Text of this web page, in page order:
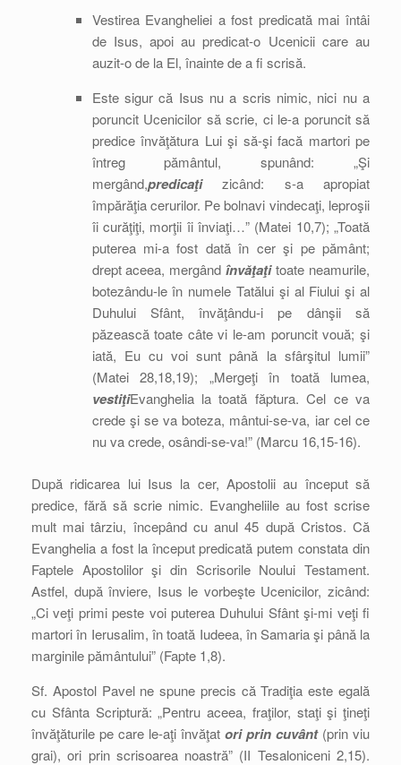
Vestirea Evangheliei a fost predicată mai întâi
de Isus, apoi au predicat-o Ucenicii care au
auzit-o de la El, înainte de a fi scrisă.
Este sigur că Isus nu a scris nimic, nici nu a
poruncit Ucenicilor să scrie, ci le-a poruncit să
predice învăţătura Lui şi să-şi facă martori pe
întreg pământul, spunând: „Şi
mergând,predicaţi
zicând: s-a apropiat
împărăţia cerurilor. Pe bolnavi vindecaţi, leproşii
îi curăţiţi, morţii îi înviaţi…” (Matei 10,7); „Toată
puterea mi-a fost dată în cer şi pe pământ;
drept aceea, mergândînvăţaţitoate neamurile,
botezându-le în numele Tatălui şi al Fiului şi al
Duhului Sfânt, învăţându-i pe dânşii să
păzească toate câte vi le-am poruncit vouă; şi
iată, Eu cu voi sunt până la sfârşitul lumii”
(Matei 28,18,19); „Mergeţi în toată lumea,
vestiţiEvanghelia la toată făptura. Cel ce va
crede şi se va boteza, mântui-se-va, iar cel ce
nu va crede, osândi-se-va!” (Marcu 16,15-16).
După ridicarea lui Isus la cer, Apostolii au început să
predice, fără să scrie nimic. Evangheliile au fost scrise
mult mai târziu, începând cu anul 45 după Cristos. Că
Evanghelia a fost la început predicată putem constata din
Faptele Apostolilor şi din Scrisorile Noului Testament.
Astfel, după înviere, Isus le vorbeşte Ucenicilor, zicând:
„Ci veţi primi peste voi puterea Duhului Sfânt şi-mi veţi fi
martori în Ierusalim, în toată Iudeea, în Samaria şi până la
marginile pământului” (Fapte 1,8).
Sf. Apostol Pavel ne spune precis că Tradiţia este egală
cu Sfânta Scriptură: „Pentru aceea, fraţilor, staţi şi ţineţi
învăţăturile pe care le-aţi învăţat ori prin cuvânt (prin viu
grai), ori prin scrisoarea noastră” (II Tesaloniceni 2,15).